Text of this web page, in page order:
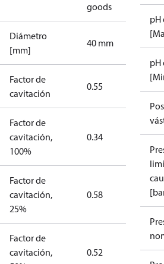
goods
Diámetro
[mm]
40 mm
Factor de
cavitación
0.55
Factor de
cavitación,
100%
0.34
Factor de
cavitación,
25%
0.58
Factor de
cavitación,
0.52
pH
pH